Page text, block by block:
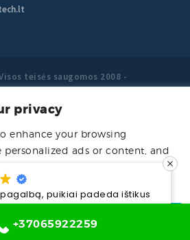
privacy
enhance your browsing
personalized ads or content, and
of cookies.
teisės saugomos 2008 -
+37065922259
puikiai padeda ištikus
2 mėnesių